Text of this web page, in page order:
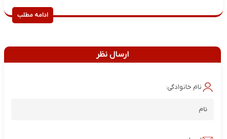
ادامه مطلب
ارسال نظر
نام خانوادگی: